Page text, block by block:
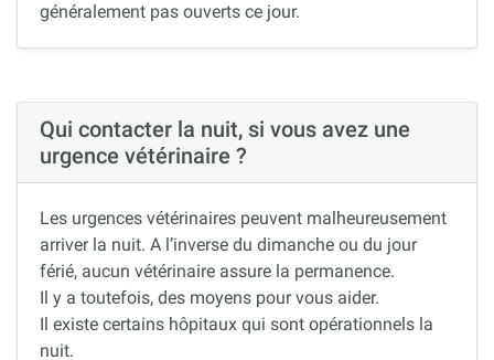
généralement pas ouverts ce jour.
Qui contacter la nuit, si vous avez une
urgence vétérinaire ?
Les urgences vétérinaires peuvent malheureusement
arriver la nuit. A l’inverse du dimanche ou du jour
férié, aucun vétérinaire assure la permanence.
Il y a toutefois, des moyens pour vous aider.
Il existe certains hôpitaux qui sont opérationnels la
nuit.